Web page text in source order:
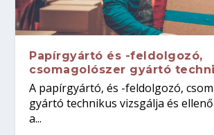
Papírgyártó és -feldolgozó,
csomagolószer gyártó
A papírgyártó, és -feldolgozó,
gyártó technikus vizsgálja és
a...